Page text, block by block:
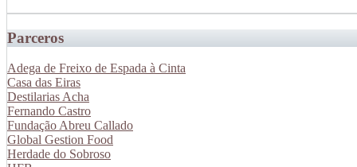
Parceros
Adega de Freixo de Espada à Cinta
Casa das Eiras
Destilarias Acha
Fernando Castro
Fundação Abreu Callado
Global Gestion Food
Herdade do Sobroso